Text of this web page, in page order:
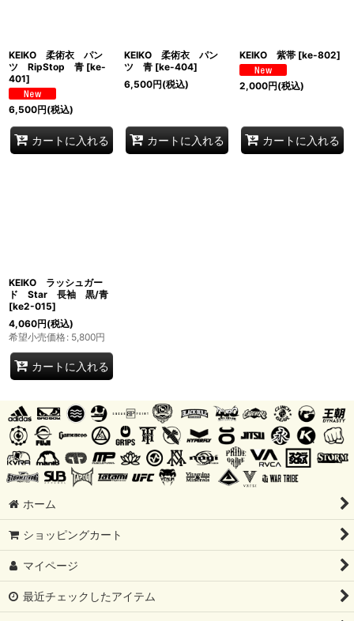
絞り込む
KEIKO 柔術衣 パン
ツ RipStop 青 [ke-
401]
6,500円(税込)
カートに入れる
KEIKO 柔術衣 パン
ツ 青 [ke-404]
6,500円(税込)
カートに入れる
KEIKO 紫帯 [ke-802]
2,000円(税込)
カートに入れる
KEIKO ラッシュガー
ド Star 長袖 黒/青
[ke2-015]
4,060円(税込)
希望小売価格: 5,800円
カートに入れる
ホーム
ショッピングカート
マイページ
最近チェックしたアイテム